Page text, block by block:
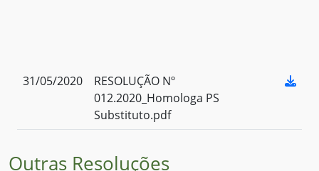
31/05/2020
RESOLUÇÃO Nº
012.2020_Homologa PS
Substituto.pdf
Outras Resoluções